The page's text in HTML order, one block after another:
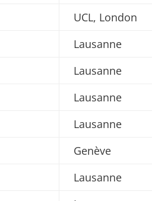
UCL, London
Lausanne
Lausanne
Lausanne
Lausanne
Genève
Lausanne